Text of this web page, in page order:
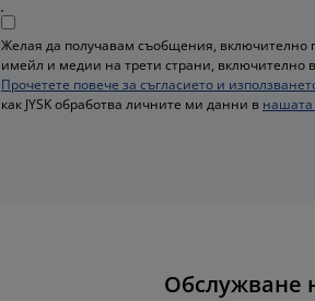
Желая да получавам съобщения, включително
имейл и медии на трети страни, включително
Прочетете повече за съгласието и
как JYSK обработва личните ми данни в нашата
Обслужване